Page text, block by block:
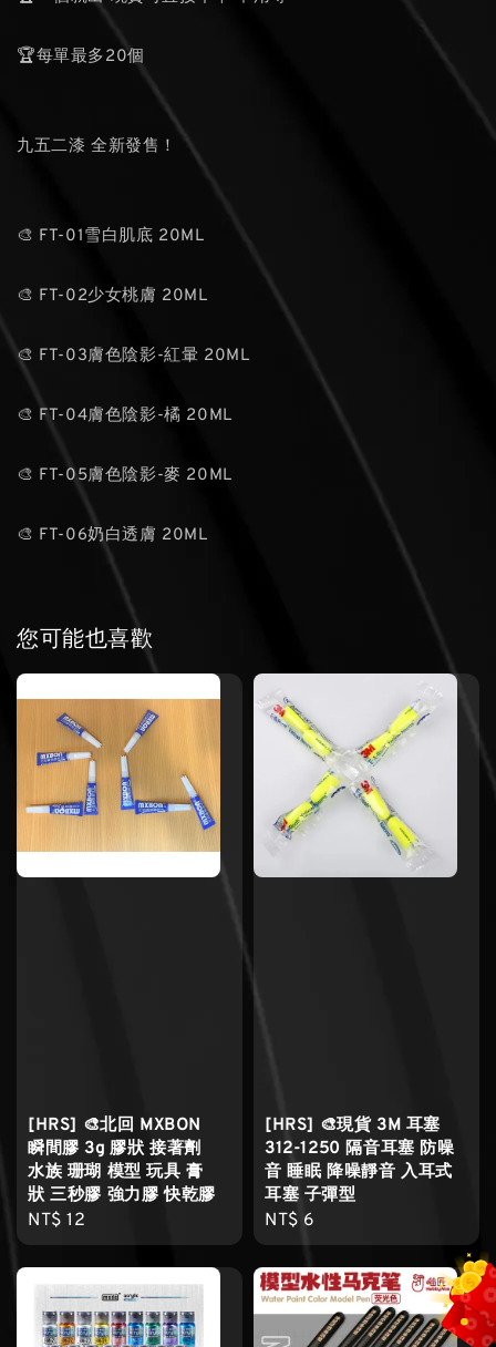
🏆每單最多20個
九五二漆 全新發售！
🎨 FT-01雪白肌底 20ML
🎨 FT-02少女桃膚 20ML
🎨 FT-03膚色陰影-紅暈 20ML
🎨 FT-04膚色陰影-橘 20ML
🎨 FT-05膚色陰影-麥 20ML
🎨 FT-06奶白透膚 20ML
您可能也喜歡
[HRS] 🎨北回 MXBON
瞬間膠 3g 膠狀 接著劑
水族 珊瑚 模型 玩具 膏
狀 三秒膠 強力膠 快乾膠
Regular
price
NT$ 12
[HRS] 🎨現貨 3M 耳塞
312-1250 隔音耳塞 防噪
音 睡眠 降噪靜音 入耳式
耳塞 子彈型
Regular
price
NT$ 6